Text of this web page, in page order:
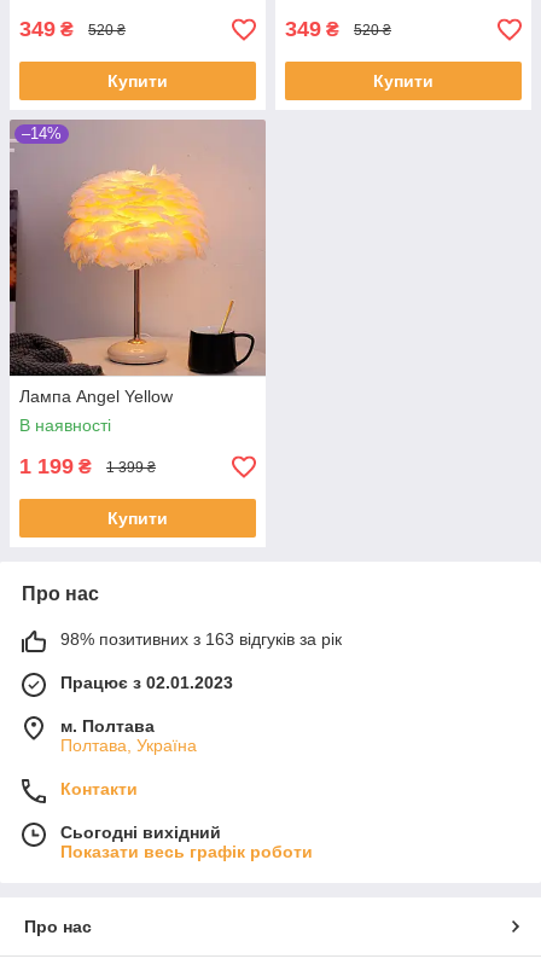
349 ₴ 520 ₴
Купити
349 ₴ 520 ₴
Купити
–14%
Лампа Angel Yellow
В наявності
1 199 ₴ 1 399 ₴
Купити
Про нас
98% позитивних з 163 відгуків за рік
Працює з 02.01.2023
м. Полтава
Полтава, Україна
Контакти
Сьогодні вихідний
Показати весь графік роботи
Про нас